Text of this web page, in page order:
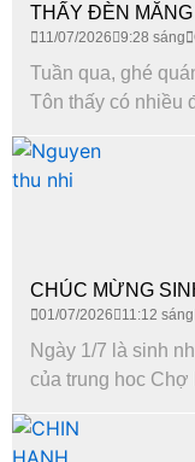
THẤY ĐÈN MĂNG
11/07/2026 9:28 sáng
Tuần qua, ghé
Tôn thấy có nhiều
CHÚC MỪNG
01/07/2026 11:12 sáng
Ngày 1/7 là sinh
của trung hoc